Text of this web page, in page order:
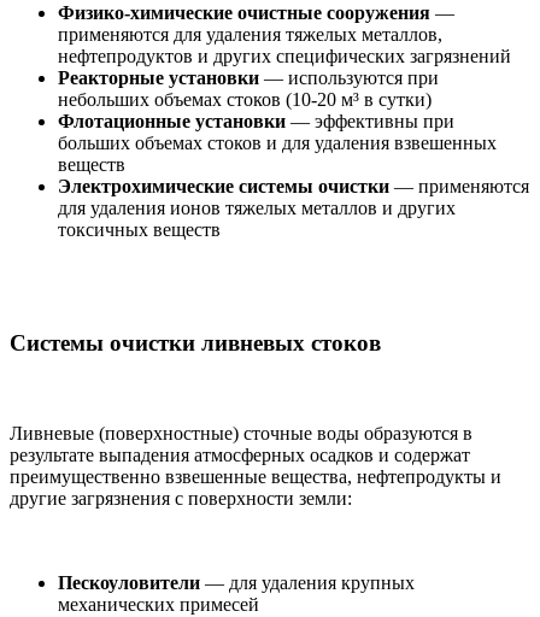
Физико-химические очистные сооружения —
применяются для удаления тяжелых металлов,
нефтепродуктов и других специфических загрязнений
Реакторные установки — используются при
небольших объемах стоков (10-20 м³ в сутки)
Флотационные установки — эффективны при
больших объемах стоков и для удаления взвешенных
веществ
Электрохимические системы очистки — применяются
для удаления ионов тяжелых металлов и других
токсичных веществ
Системы очистки ливневых стоков
Ливневые (поверхностные) сточные воды образуются в
результате выпадения атмосферных осадков и содержат
преимущественно взвешенные вещества, нефтепродукты и
другие загрязнения с поверхности земли:
Пескоуловители — для удаления крупных
механических примесей